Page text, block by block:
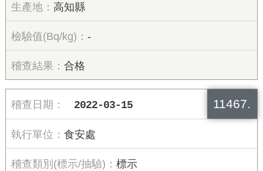
高知縣
-
合格
11467.
2022-03-15
食安處
標示